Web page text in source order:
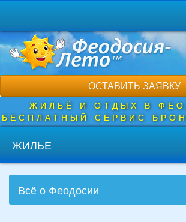
основному
содержанию
ОСТАВИТЬ ЗАЯВКУ
ЖИЛЬЁ И ОТДЫХ В
БЕСПЛАТНЫЙ СЕРВИС
ЖИЛЬЕ
Всё о Феодосии